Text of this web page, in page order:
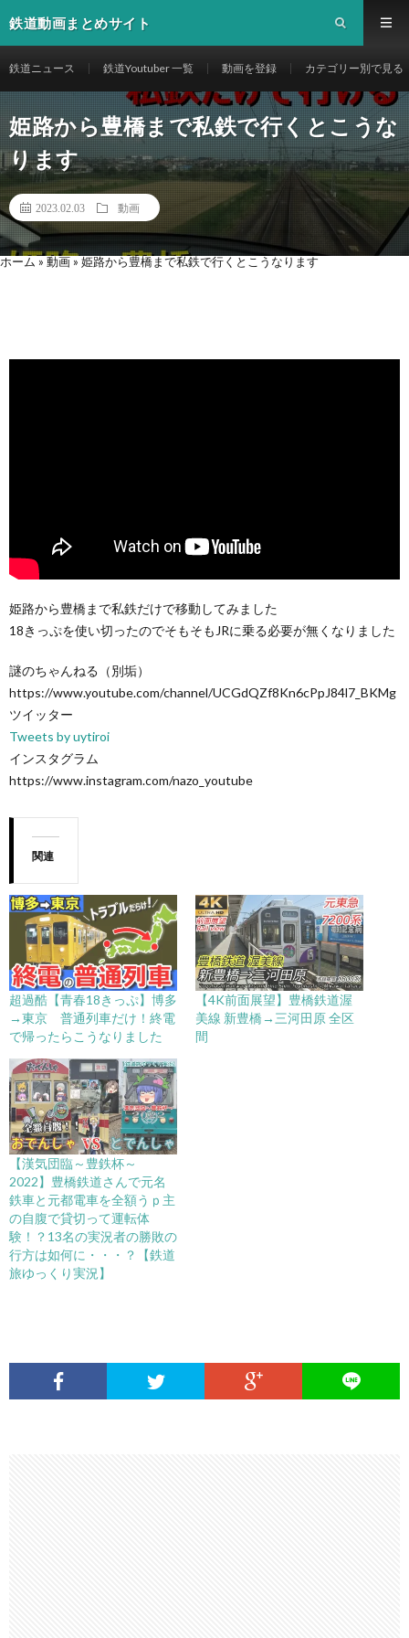
鉄道動画まとめサイト
鉄道ニュース 鉄道Youtuber 一覧 動画を登録 カテゴリー別で見る
姫路から豊橋まで私鉄で行くとこうな
ります
2023.02.03 動画
ホーム » 動画 » 姫路から豊橋まで私鉄で行くとこうなります
姫路から豊橋まで私鉄だけで移動してみました
18きっぷを使い切ったのでそもそもJRに乗る必要が無くなりました
謎のちゃんねる（別垢）
https://www.youtube.com/channel/UCGdQZf8Kn6cPpJ84l7_BKMg
ツイッター
Tweets by uytiroi
インスタグラム
https://www.instagram.com/nazo_youtube
関連
超過酷【青春18きっぷ】博多
→東京 普通列車だけ！終電
で帰ったらこうなりました
【4K前面展望】豊橋鉄道渥
美線 新豊橋→三河田原 全区
間
【漢気団臨～豊鉄杯～
2022】豊橋鉄道さんで元名
鉄車と元都電車を全額うｐ主
の自腹で貸切って運転体
験！？13名の実況者の勝敗の
行方は如何に・・・？【鉄道
旅ゆっくり実況】